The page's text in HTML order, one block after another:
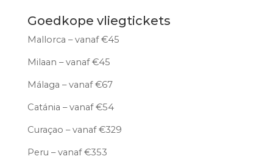
Goedkope vliegtickets
Mallorca – vanaf €45
Milaan – vanaf €45
Málaga – vanaf €67
Catánia – vanaf €54
Curaçao – vanaf €329
Peru – vanaf €353